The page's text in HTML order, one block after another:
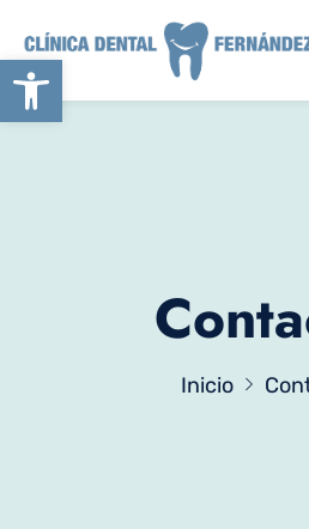
Abrir barra de herramientas
Inicio